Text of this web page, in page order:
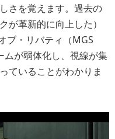
さを覚えます。過去の
が革新的に向上した）
ブ・リバティ（MGS
ムが弱体化し、視線が集
ていることがわかりま